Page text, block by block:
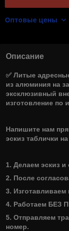
Оптовые цены
Описание
✅ Литые
из aлюминия нa
эксклюзивный
изготовление по
Напишите нам
эскиз таблички
1. Делаем эскиз
2. Пocле
3. Изготавливаем
4. Работаем БЕЗ
5. Отправляем
номер.